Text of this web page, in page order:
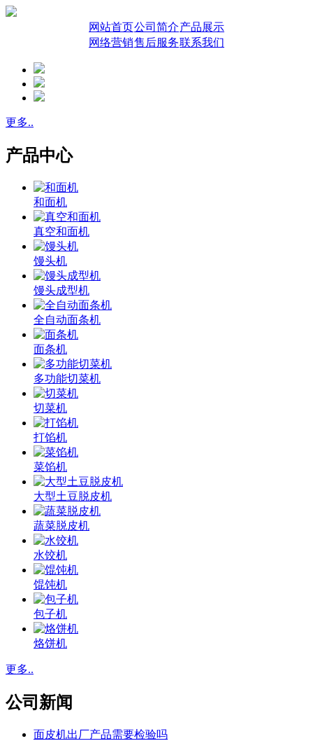
网站首页公司简介产品展示
网络营销售后服务联系我们
更多..
产品中心
和面机
真空和面机
馒头机
馒头成型机
全自动面条机
面条机
多功能切菜机
切菜机
打馅机
菜馅机
大型土豆脱皮机
蔬菜脱皮机
水饺机
馄饨机
包子机
烙饼机
更多..
公司新闻
面皮机出厂产品需要检验吗